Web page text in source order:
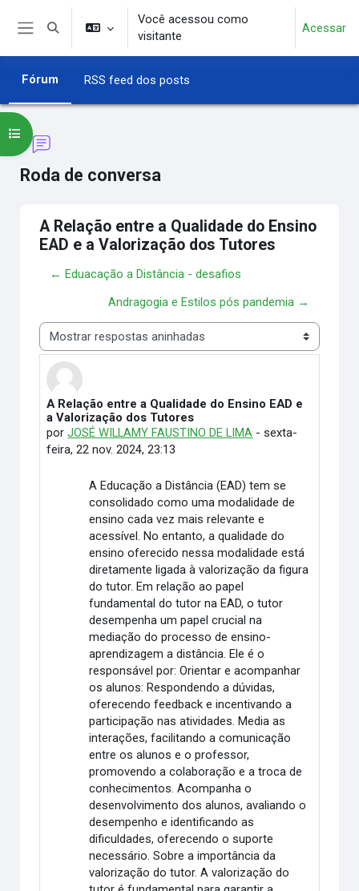
Ir para o conteúdo principal
Alternar entrada de pesquisa
Você acessou como
visitante
Acessar
Fórum RSS feed dos posts
Roda de conversa
Abrir índice do curso
A Relação entre a Qualidade do Ensino
EAD e a Valorização dos Tutores
← Eduacação a Distância - desafios
Andragogia e Estilos pós pandemia →
Modo de visualização
A Relação entre a Qualidade do Ensino EAD e
a Valorização dos Tutores
porJOSÉ WILLAMY FAUSTINO DE LIMA -sexta-
feira, 22 nov. 2024, 23:13
Número de respostas: 0
A Educação a Distância (EAD) tem se
consolidado como uma modalidade de
ensino cada vez mais relevante e
acessível. No entanto, a qualidade do
ensino oferecido nessa modalidade está
diretamente ligada à valorização da figura
do tutor. Em relação ao papel
fundamental do tutor na EAD, o tutor
desempenha um papel crucial na
mediação do processo de ensino-
aprendizagem a distância. Ele é o
responsável por: Orientar e acompanhar
os alunos: Respondendo a dúvidas,
oferecendo feedback e incentivando a
participação nas atividades. Media as
interações, facilitando a comunicação
entre os alunos e o professor,
promovendo a colaboração e a troca de
conhecimentos. Acompanha o
desenvolvimento dos alunos, avaliando o
desempenho e identificando as
dificuldades, oferecendo o suporte
necessário. Sobre a importância da
valorização do tutor. A valorização do